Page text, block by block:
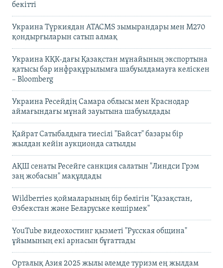
бекітті
Украина Түркиядан ATACMS зымырандары мен M270
қондырғыларын сатып алмақ
Украина КҚК-дағы Қазақстан мұнайының экспортына
қатысы бар инфрақұрылымға шабуылдамауға келіскен
– Bloomberg
Украина Ресейдің Самара облысы мен Краснодар
аймағындағы мұнай зауытына шабуылдады
Қайрат Сатыбалдыға тиесілі "Байсат" базары бір
жылдан кейін аукционда сатылды
АҚШ сенаты Ресейге санкция салатын "Линдси Грэм
заң жобасын" мақұлдады
Wildberries қоймаларының бір бөлігін "Қазақстан,
Өзбекстан және Беларуське көшірмек"
YouTube видеохостинг қызметі "Русская община"
ұйымының екі арнасын бұғаттады
Орталық Азия 2025 жылы әлемде туризм ең жылдам